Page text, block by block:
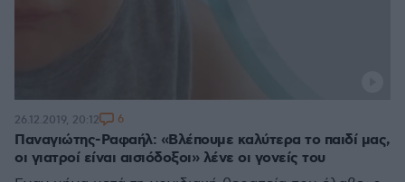
Παναγιώτης-Ραφαήλ: «Βλέπουμε καλύτερα το παιδί μας,
οι γιατροί είναι αισιόδοξοι» λένε οι γονείς του
26.12.2019, 20:12 6